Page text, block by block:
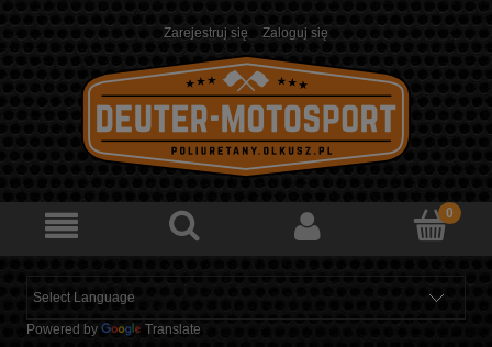
Zarejestruj się Zaloguj się
Powered by Translate